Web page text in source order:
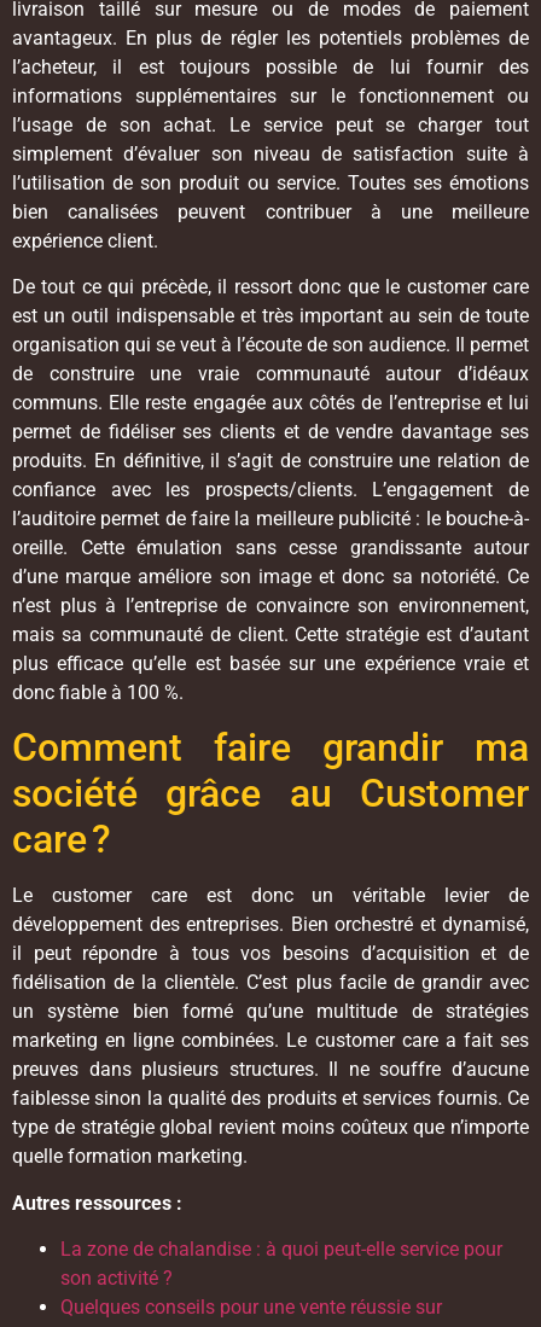
livraison taillé sur mesure ou de modes de paiement
avantageux. En plus de régler les potentiels problèmes de
l’acheteur, il est toujours possible de lui fournir des
informations supplémentaires sur le fonctionnement ou
l’usage de son achat. Le service peut se charger tout
simplement d’évaluer son niveau de satisfaction suite à
l’utilisation de son produit ou service. Toutes ses émotions
bien canalisées peuvent contribuer à une meilleure
expérience client.
De tout ce qui précède, il ressort donc que le customer care
est un outil indispensable et très important au sein de toute
organisation qui se veut à l’écoute de son audience. Il permet
de construire une vraie communauté autour d’idéaux
communs. Elle reste engagée aux côtés de l’entreprise et lui
permet de fidéliser ses clients et de vendre davantage ses
produits. En définitive, il s’agit de construire une relation de
confiance avec les prospects/clients. L’engagement de
l’auditoire permet de faire la meilleure publicité : le bouche-à-
oreille. Cette émulation sans cesse grandissante autour
d’une marque améliore son image et donc sa notoriété. Ce
n’est plus à l’entreprise de convaincre son environnement,
mais sa communauté de client. Cette stratégie est d’autant
plus efficace qu’elle est basée sur une expérience vraie et
donc fiable à 100 %.
Comment faire grandir ma
société grâce au Customer
care ?
Le customer care est donc un véritable levier de
développement des entreprises. Bien orchestré et dynamisé,
il peut répondre à tous vos besoins d’acquisition et de
fidélisation de la clientèle. C’est plus facile de grandir avec
un système bien formé qu’une multitude de stratégies
marketing en ligne combinées. Le customer care a fait ses
preuves dans plusieurs structures. Il ne souffre d’aucune
faiblesse sinon la qualité des produits et services fournis. Ce
type de stratégie global revient moins coûteux que n’importe
quelle formation marketing.
Autres ressources :
La zone de chalandise : à quoi peut-elle service pour
son activité ?
Quelques conseils pour une vente réussie sur